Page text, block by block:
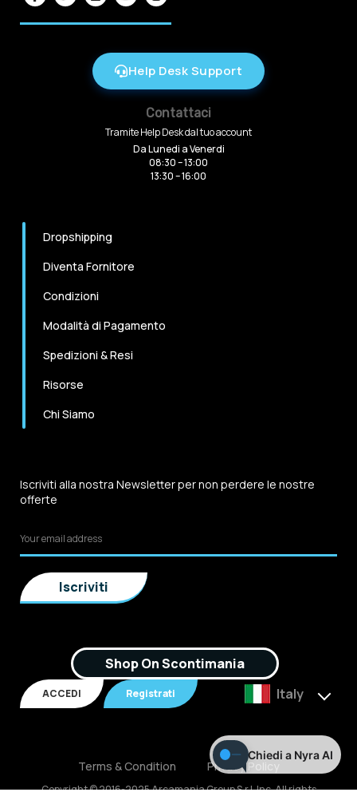
Chiedi a Nyra AI
Help Desk Support
Contattaci
Tramite Help Desk dal tuo account
Da Lunedi a Venerdi
08:30 – 13:00
13:30 – 16:00
Dropshipping
Diventa Fornitore
Condizioni
Modalità di Pagamento
Spedizioni & Resi
Risorse
Chi Siamo
Iscriviti alla nostra Newsletter per non perdere le nostre
offerte
Shop On Scontimania
ACCEDI Registrati Italy
Copyright © 2016-2025 Arcamania Group S.r.l, Inc. All rights
Terms & Condition Privacy Policy